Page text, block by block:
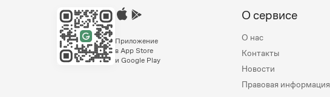
Приложение
в App Store
и Google Play
О сервисе
О нас
Контакты
Новости
Правовая информация